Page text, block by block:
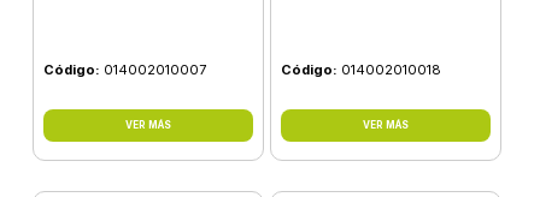
Código: 014002010007
VER MÁS
Código: 014002010018
VER MÁS